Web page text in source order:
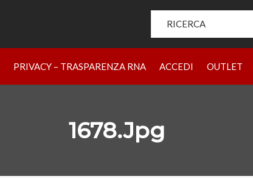
PRIVACY – TRASPARENZA RNA ACCEDI OUTLET
HOME PRODOTTI CHI SIAMO BRAND
1678.jpg